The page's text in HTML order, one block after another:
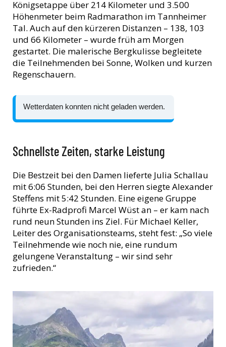
Königsetappe über 214 Kilometer und 3.500
Höhenmeter beim Radmarathon im Tannheimer
Tal. Auch auf den kürzeren Distanzen – 138, 103
und 66 Kilometer – wurde früh am Morgen
gestartet. Die malerische Bergkulisse begleitete
die Teilnehmenden bei Sonne, Wolken und kurzen
Regenschauern.
Wetterdaten konnten nicht geladen werden.
Schnellste Zeiten, starke Leistung
Die Bestzeit bei den Damen lieferte Julia Schallau
mit 6:06 Stunden, bei den Herren siegte Alexander
Steffens mit 5:42 Stunden. Eine eigene Gruppe
führte Ex-Radprofi Marcel Wüst an – er kam nach
rund neun Stunden ins Ziel. Für Michael Keller,
Leiter des Organisationsteams, steht fest: „So viele
Teilnehmende wie noch nie, eine rundum
gelungene Veranstaltung – wir sind sehr
zufrieden.“